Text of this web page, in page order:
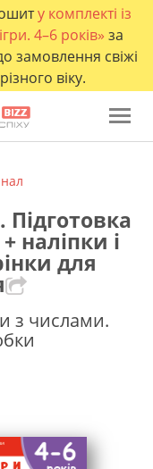
у комплекті із
4–6 років» за
замовлення свіжі
віку.
Підготовка
наліпки і
для
з числами.